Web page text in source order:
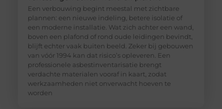
Een verbouwing begint meestal met zichtbare
plannen: een nieuwe indeling, betere isolatie of
een moderne installatie. Wat zich achter een wand,
boven een plafond of rond oude leidingen bevindt,
blijft echter vaak buiten beeld. Zeker bij gebouwen
van vóór 1994 kan dat risico’s opleveren. Een
professionele asbestinventarisatie brengt
verdachte materialen vooraf in kaart, zodat
werkzaamheden niet onverwacht hoeven te
worden